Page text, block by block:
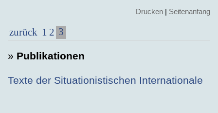
Drucken | Seitenanfang
zurück 1 2 3
» Publikationen
Texte der Situationistischen Internationale